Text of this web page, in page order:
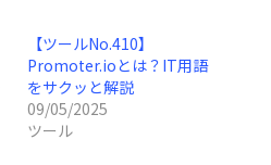
【ツールNo.410】
Promoter.ioとは？IT用語
をサクッと解説
09/05/2025
ツール